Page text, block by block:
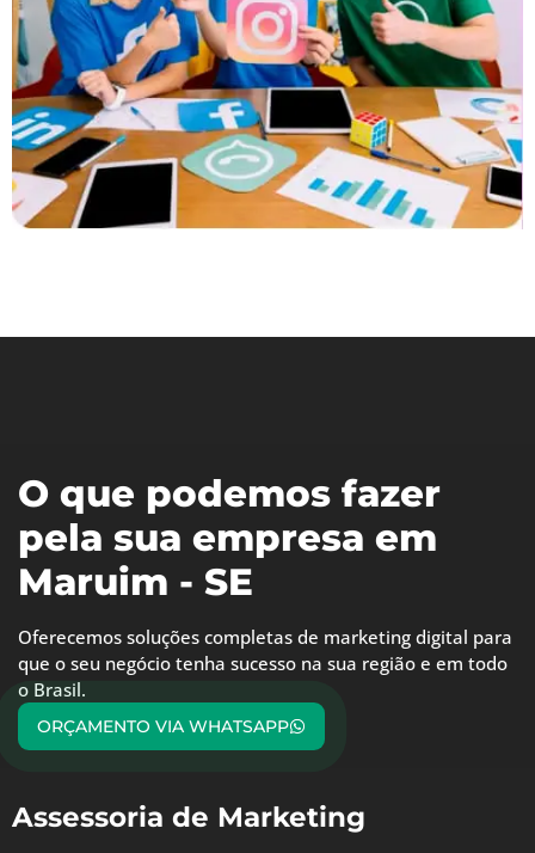
O que podemos fazer
pela sua empresa em
Maruim - SE
Oferecemos soluções completas de marketing digital para
que o seu negócio tenha sucesso na sua região e em todo
o Brasil.
ORÇAMENTO VIA WHATSAPP
Assessoria de Marketing